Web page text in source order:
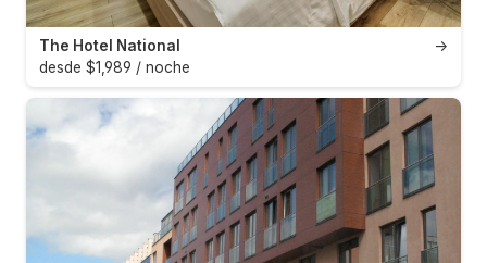
→
The Hotel National
desde $1,989 / noche